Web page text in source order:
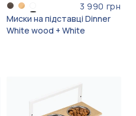
3 990 грн
Миски на підставці Dinner
White wood + White